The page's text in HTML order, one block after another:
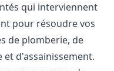
qui interviennent
pour résoudre vos
de plomberie, de
et d'assainissement.